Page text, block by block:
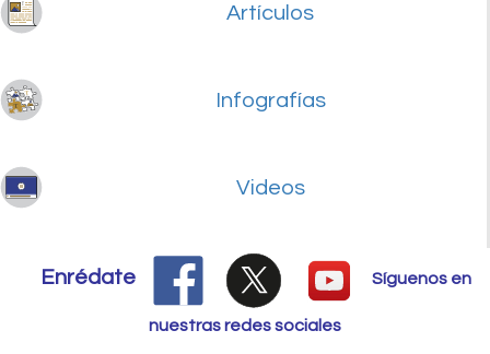
Artículos
Infografías
Videos
Enrédate Síguenos en
nuestras redes sociales